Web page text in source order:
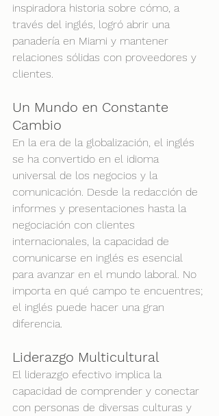
inspiradora historia sobre cómo, a
través del inglés, logró abrir una
panadería en Miami y mantener
relaciones sólidas con proveedores y
clientes.
Un Mundo en Constante
Cambio
En la era de la globalización, el inglés
se ha convertido en el idioma
universal de los negocios y la
comunicación. Desde la redacción de
informes y presentaciones hasta la
negociación con clientes
internacionales, la capacidad de
comunicarse en inglés es esencial
para avanzar en el mundo laboral. No
importa en qué campo te encuentres;
el inglés puede hacer una gran
diferencia.
Liderazgo Multicultural
El liderazgo efectivo implica la
capacidad de comprender y conectar
con personas de diversas culturas y